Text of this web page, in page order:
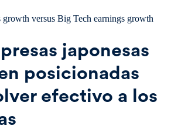
japonesas
posicionadas
efectivo a los